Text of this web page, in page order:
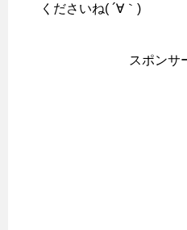
くださいね( ´∀｀)
スポンサ